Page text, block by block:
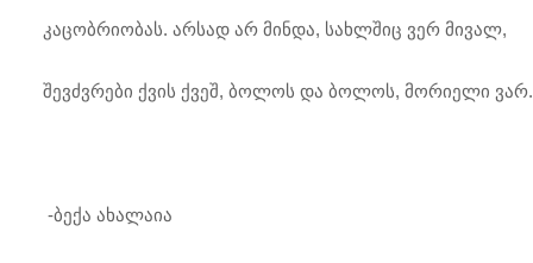
კაცობრიობას. არსად არ მინდა, სახლშიც ვერ მივალ,
შევძვრები ქვის ქვეშ, ბოლოს და ბოლოს, მორიელი ვარ.
-ბექა ახალაია